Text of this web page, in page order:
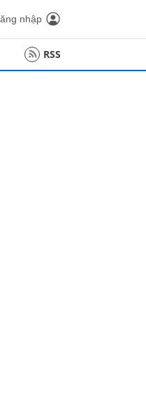
nhập
RSS